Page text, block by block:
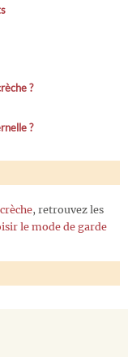
?
?
, retrouvez les
le mode de garde